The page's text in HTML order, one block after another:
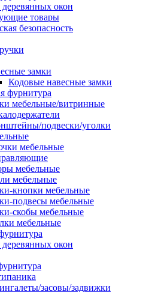
деревянных окон
товары
безопасность
замки
Кодовые навесные замки
фурнитура
мебельные/витринные
подвески/уголки
мебельные
мебельные
мебельные
кнопки мебельные
подвесы мебельные
скобы мебельные
мебельные
деревянных окон
засовы/задвижки